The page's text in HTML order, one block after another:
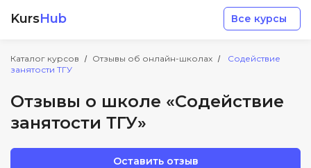
KursHub Все курсы
Каталог курсов Отзывы об онлайн-школах
Содействие
занятости ТГУ
Отзывы о школе «Содействие
занятости ТГУ»
Оставить отзыв
Разработка